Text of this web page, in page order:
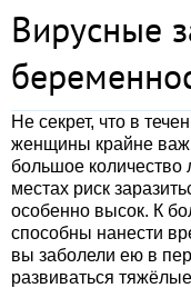
Вирусные
Не секрет, что в
женщины крайне
большое
местах риск
особенно высок. К
способны нанести
вы заболели ею в
развиваться